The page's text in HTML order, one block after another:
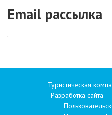
Email рассылка
.
Туристическая
Разработка сайта —